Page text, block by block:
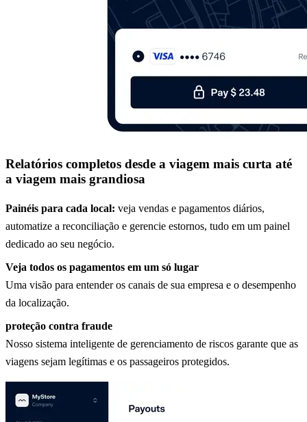
Relatórios completos desde a viagem mais curta até
a viagem mais grandiosa
Painéis para cada local: veja vendas e pagamentos diários,
automatize a reconciliação e gerencie estornos, tudo em um painel
dedicado ao seu negócio.
Veja todos os pagamentos em um só lugar
Uma visão para entender os canais de sua empresa e o desempenho
da localização.
proteção contra fraude
Nosso sistema inteligente de gerenciamento de riscos garante que as
viagens sejam legítimas e os passageiros protegidos.